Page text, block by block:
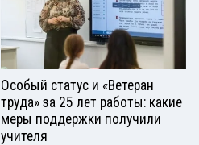
Особый статус и «Ветеран
труда» за 25 лет работы: какие
меры поддержки получили
учителя